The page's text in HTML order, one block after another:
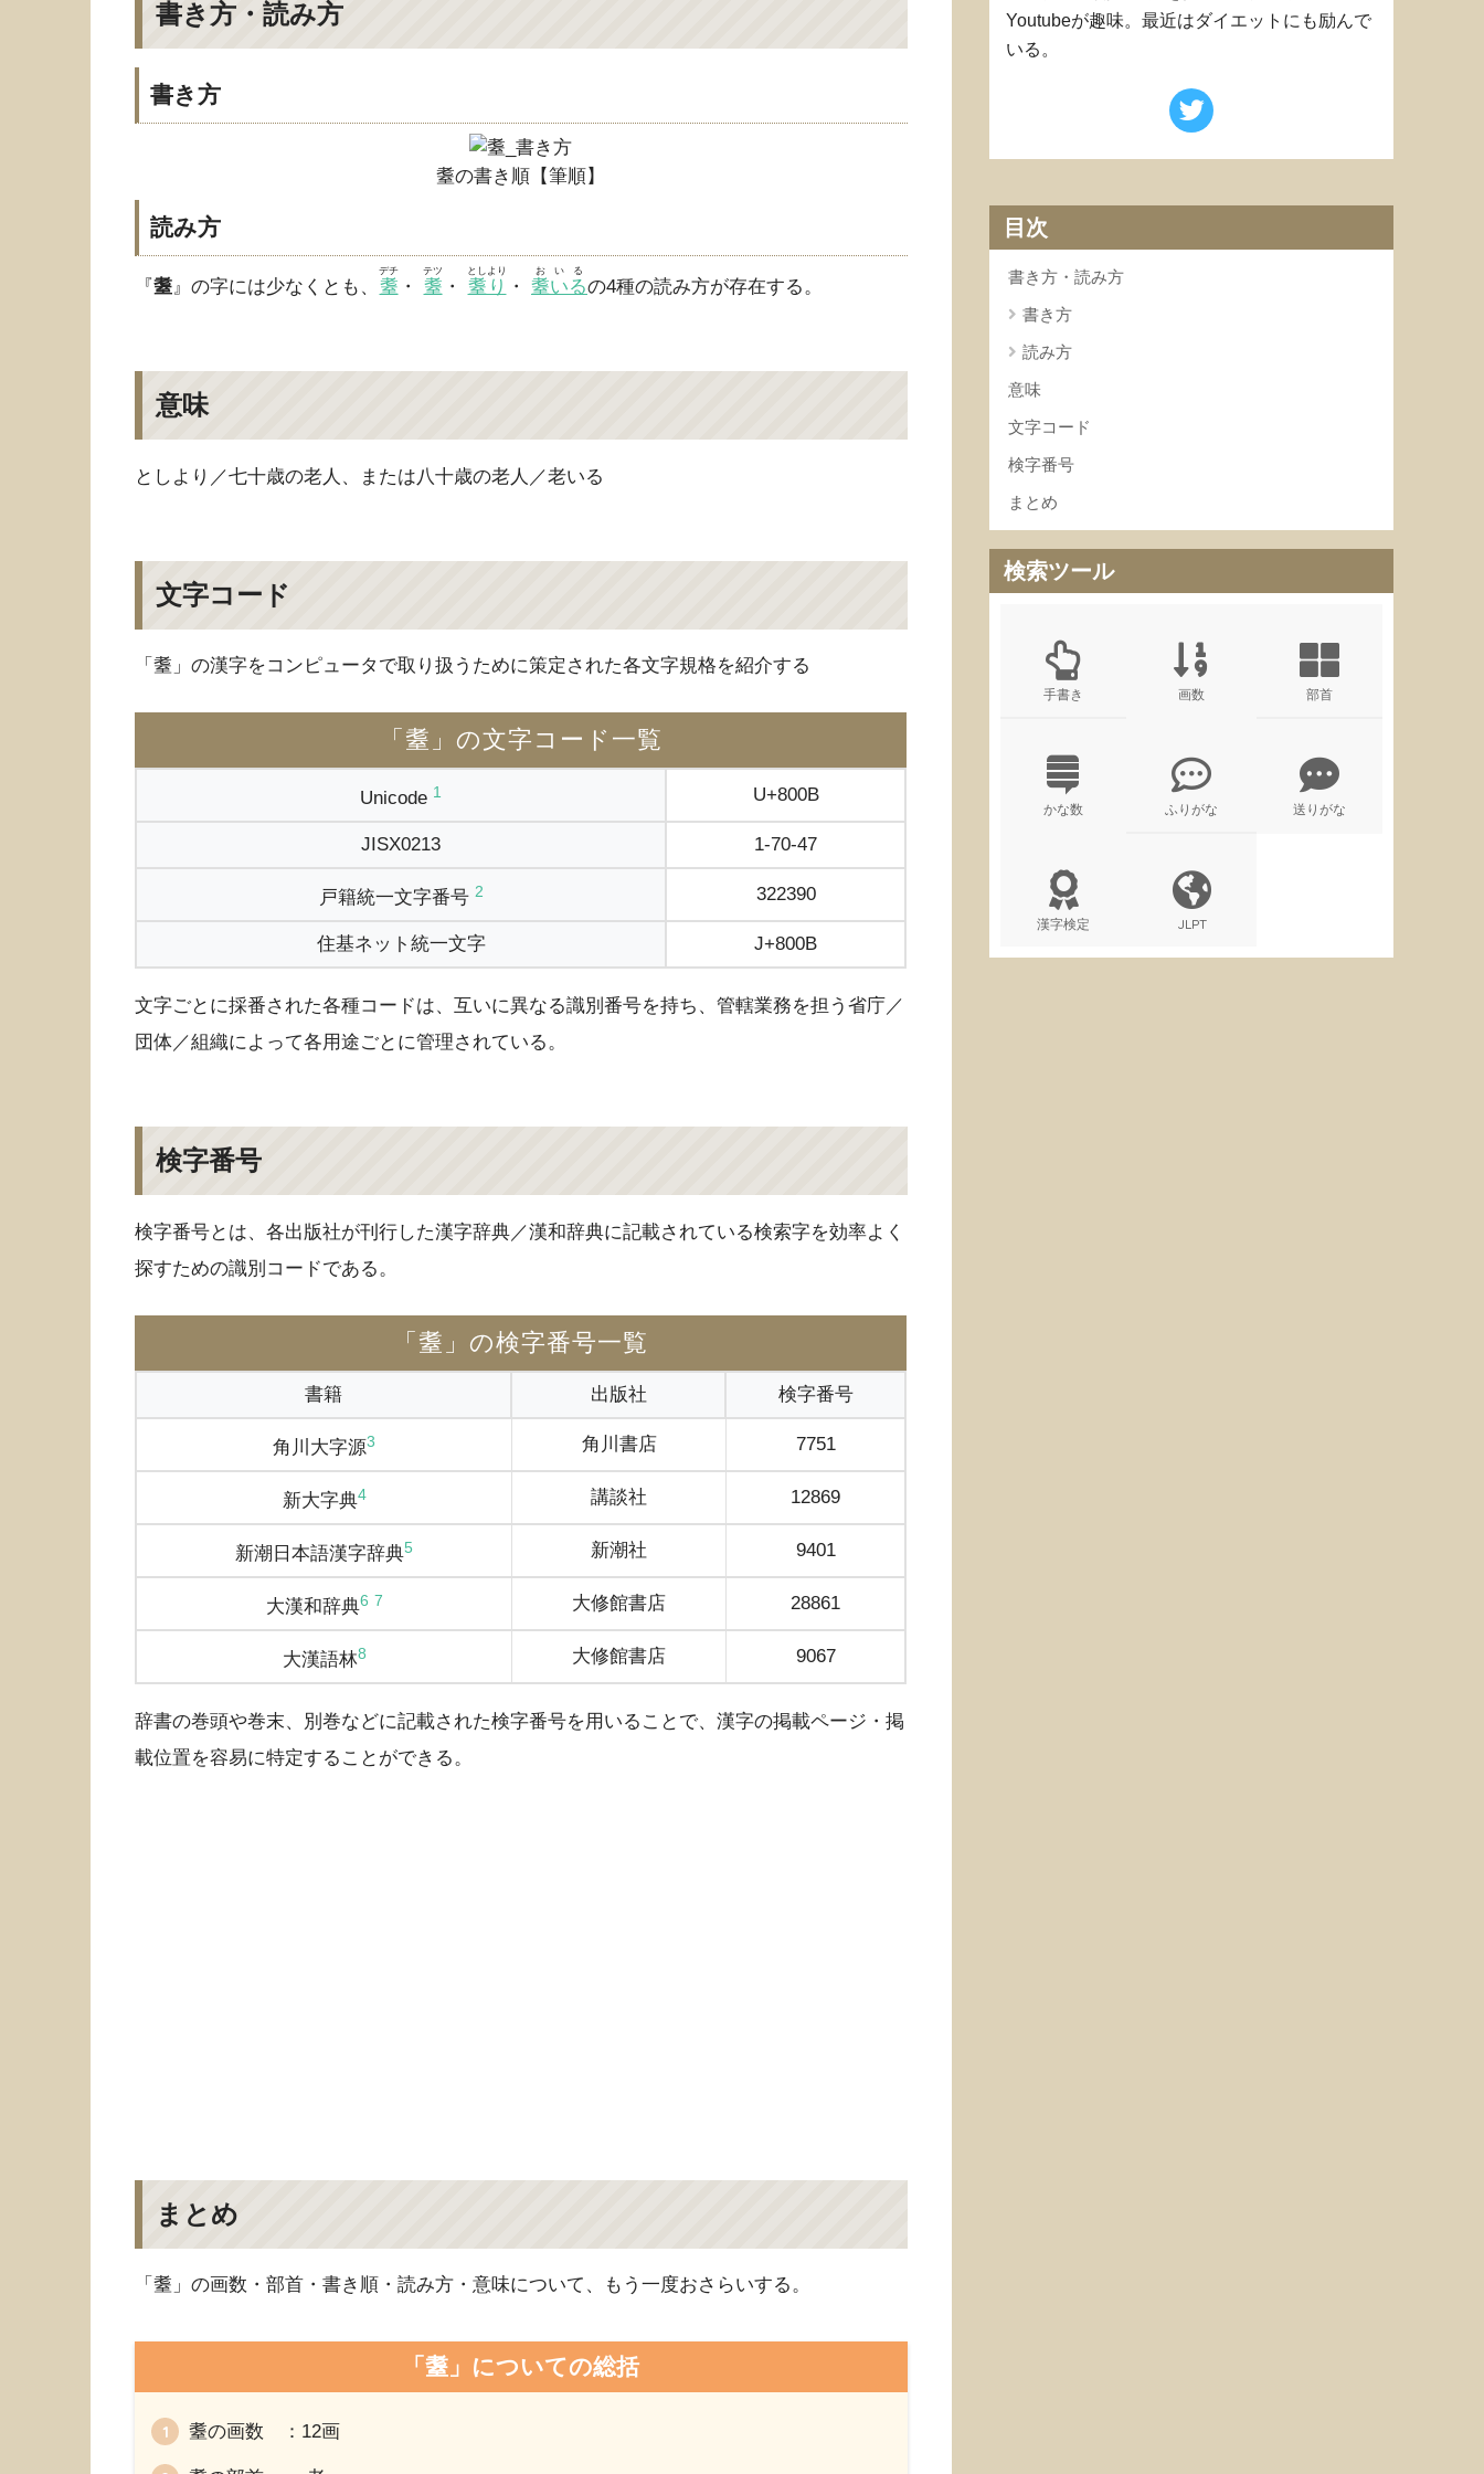
書き方・読み方
書き方
耋の書き順【筆順】
読み方
『耋』の字には少なくとも、 耋
デチ
・ 耋
テツ
・ 耋り
としより
・ 耋いる
おいる
の4種の読み方が存在する。
意味
としより／七十歳の老人、または八十歳の老人／老いる
文字コード
「耋」の漢字をコンピュータで取り扱うために策定された各文字規格を紹介する
「耋」の文字コード一覧
Unicode 1 U+800B
JISX0213 1-70-47
戸籍統一文字番号 2 322390
住基ネット統一文字 J+800B
文字ごとに採番された各種コードは、互いに異なる識別番号を持ち、管轄業務を担う省庁／
団体／組織によって各用途ごとに管理されている。
検字番号
検字番号とは、各出版社が刊行した漢字辞典／漢和辞典に記載されている検索字を効率よく
探すための識別コードである。
「耋」の検字番号一覧
書籍 出版社 検字番号
角川大字源3 角川書店 7751
新大字典4 講談社 12869
新潮日本語漢字辞典5 新潮社 9401
大漢和辞典6 7 大修館書店 28861
大漢語林8 大修館書店 9067
辞書の巻頭や巻末、別巻などに記載された検字番号を用いることで、漢字の掲載ページ・掲
載位置を容易に特定することができる。
まとめ
「耋」の画数・部首・書き順・読み方・意味について、もう一度おさらいする。
「耋」についての総括
耋の画数 ：12画
Youtubeが趣味。最近はダイエットにも励んで
いる。
目次
書き方・読み方
書き方
読み方
意味
文字コード
検字番号
まとめ
検索ツール
手書き 画数 部首
かな数 ふりがな 送りがな
漢字検定 JLPT